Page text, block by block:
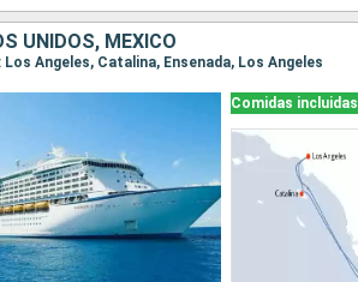
UNIDOS, MÉXICO
Los Angeles, Catalina, Ensenada, Los Angeles
Comidas incluidas